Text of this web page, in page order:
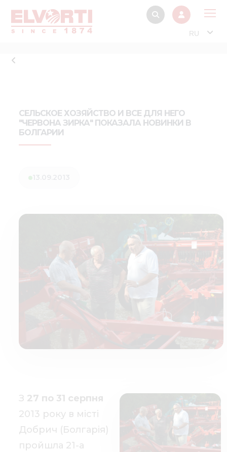
Найти
RU
СЕЛЬСКОЕ ХОЗЯЙСТВО И ВСЕ ДЛЯ НЕГО
"ЧЕРВОНА ЗИРКА" ПОКАЗАЛА НОВИНКИ В
БОЛГАРИИ
З 27 по 31 серпня
2013 року в місті
Добрич (Болгарія)
пройшла 21-а